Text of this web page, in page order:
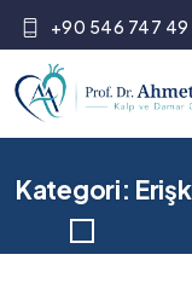
+90 546 747
Kategori: